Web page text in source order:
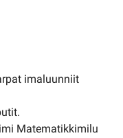
imaluunniit
Matematikkimilu